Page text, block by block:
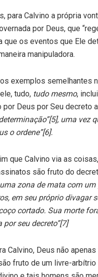
para Calvino a própria
por Deus, que
que os eventos que Ele
manipuladora.
exemplos semelhantes
tudo, tudo mesmo,
por Deus por Seu decreto
uma vez
o ordene”[6].
que Calvino via as
são fruto do
zona de mata com
em seu próprio divagar
cortado. Sua morte
por seu decreto”[7]
Calvino, Deus não
fruto de um livre-